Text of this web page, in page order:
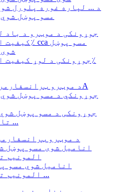
د ... لپاره غوره پلورل
مسو پوښل
تار انامیل شوی ...
المونیم تار کلاس 130155 ...